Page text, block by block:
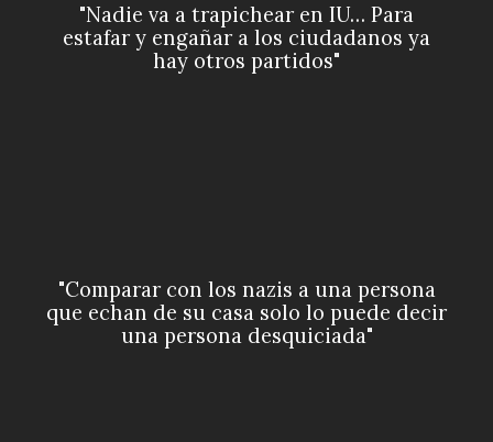
"Nadie va a trapichear en IU… Para
estafar y engañar a los ciudadanos ya
hay otros partidos"
"Comparar con los nazis a una persona
que echan de su casa solo lo puede decir
una persona desquiciada"